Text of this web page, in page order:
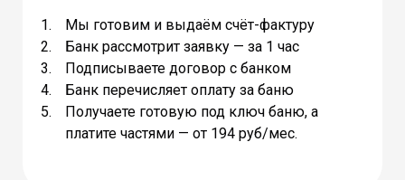
Мы готовим и выдаём счёт-фактуру
Банк рассмотрит заявку — за 1 час
Подписываете договор с банком
Банк перечисляет оплату за баню
Получаете готовую под ключ баню, а
платите частями — от 194 руб/мес.